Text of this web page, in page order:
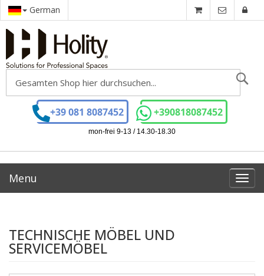
German
+39 081 8087452 +390818087452
mon-frei 9-13 / 14.30-18.30
Menu
TECHNISCHE MÖBEL UND
SERVICEMÖBEL